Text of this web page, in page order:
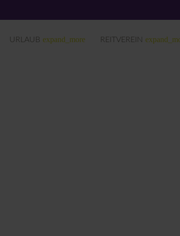
URLAUB expand_more REITVEREIN